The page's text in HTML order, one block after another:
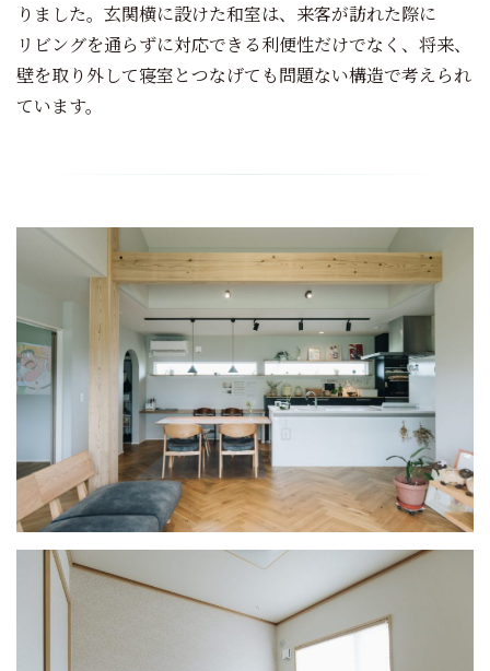
りました。玄関横に設けた和室は、来客が訪れた際に
リビングを通らずに対応できる利便性だけでなく、将来、
壁を取り外して寝室とつなげても問題ない構造で考えられ
ています。